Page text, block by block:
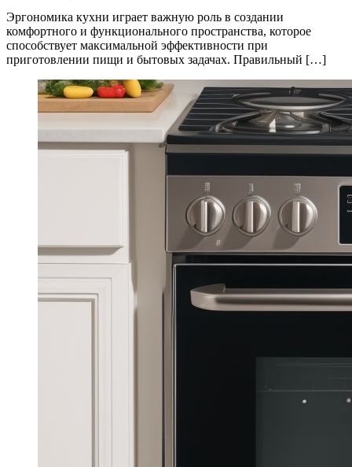
Эргономика кухни играет важную роль в создании
комфортного и функционального пространства, которое
способствует максимальной эффективности при
приготовлении пищи и бытовых задачах. Правильный […]